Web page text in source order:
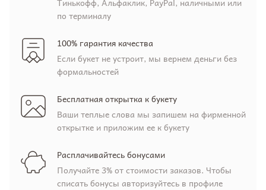
по терминалу
100% гарантия качества
Если букет не устроит, мы вернем деньги без
формальностей
Бесплатная открытка к букету
Ваши теплые слова мы запишем на фирменной
открытке и приложим ее к букету
Расплачивайтесь бонусами
Получайте 3% от стоимости заказов. Чтобы
списать бонусы авторизуйтесь в профиле